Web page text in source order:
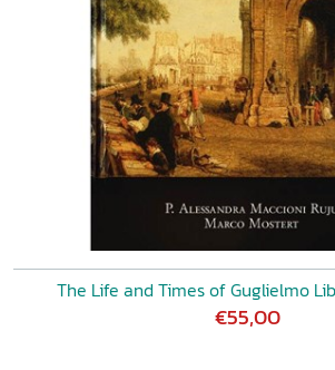
The Life and Times of Guglielmo
€55,00